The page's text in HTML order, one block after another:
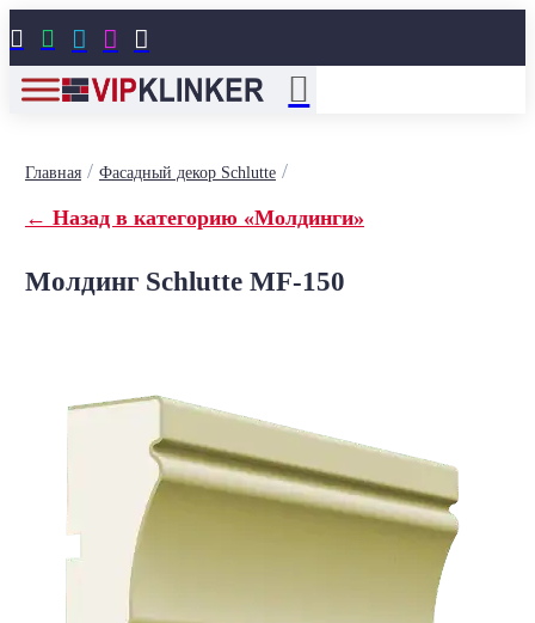
    
Главная/ Фасадный декор Schlutte/
← Назад в категорию «Молдинги»
Молдинг Schlutte MF-150